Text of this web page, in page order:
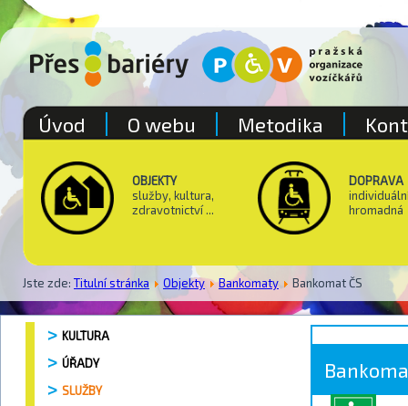
OBJEKTY
služby, kultura,
zdravotnictví ...
DOPRAVA
hromadná
Jste zde: Titulní stránka Objekty Bankomaty Bankomat ČS
Úvod O webu Metodika
KULTURA
ÚŘADY
SLUŽBY